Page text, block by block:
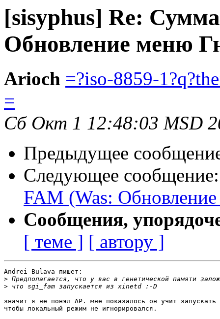
[sisyphus] Re:
Обновление меню
Arioch =?iso-8859-
=
Сб Окт 1 12:48:03 MSD
Предыдущее
Следующее
FAM (Was:
Сообщения,
[ теме ] [ автору ]
Andrei Bulava пишет:
>
>
значит я не понял АР. мне показалось он учит
чтобы локальный режим не игнорировался.